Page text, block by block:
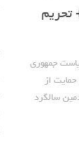
مه + تحریم
جمهوری
از
سالگرد